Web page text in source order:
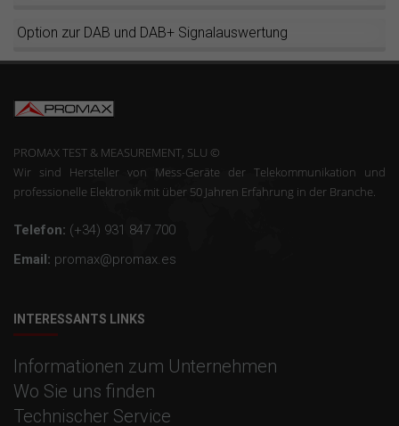
Option zur DAB und DAB+ Signalauswertung
PROMAX TEST & MEASUREMENT, SLU ©
Wir sind Hersteller von Mess-Geräte der Telekommunikation und
professionelle Elektronik mit über 50 Jahren Erfahrung in der Branche.
Telefon: (+34) 931 847 700
Email: promax@promax.es
INTERESSANTS LINKS
Informationen zum Unternehmen
Wo Sie uns finden
Technischer Service